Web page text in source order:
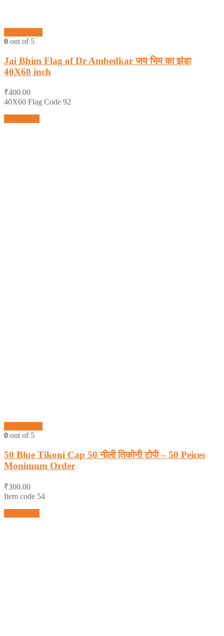
0 out of 5
Jai Bhim Flag of Dr Ambedkar जय भिम का झंडा
40X60 inch
₹400.00
40X60 Flag Code 92
0 out of 5
50 Blue Tikoni Cap 50 नीली तिकोनी टोपी – 50 Peices
Monimum Order
₹300.00
Item code 54